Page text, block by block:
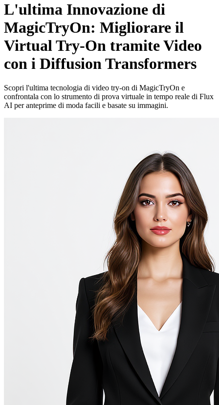
L'ultima Innovazione di
MagicTryOn: Migliorare il
Virtual Try-On tramite Video
con i Diffusion Transformers
Scopri l'ultima tecnologia di video try-on di MagicTryOn e
confrontala con lo strumento di prova virtuale in tempo reale di Flux
AI per anteprime di moda facili e basate su immagini.